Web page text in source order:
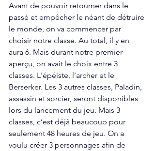
Avant de pouvoir retourner dans le
passé et empêcher le néant de détruire
le monde, on va commencer par
choisir notre classe. Au total, il y en
aura 6. Mais durant notre premier
aperçu, on avait le choix entre 3
classes. L'épéiste, l’archer et le
Berserker. Les 3 autres classes, Paladin,
assassin et sorcier, seront disponibles
lors du lancement du jeu. Mais 3
classes, c’est déjà beaucoup pour
seulement 48 heures de jeu. On a
voulu créer 3 personnages afin de